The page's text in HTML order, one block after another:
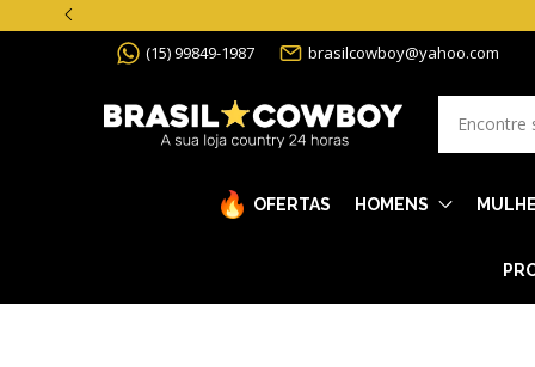
(15) 99849-1987 brasilcowboy@yahoo.com
OFERTAS HOMENS